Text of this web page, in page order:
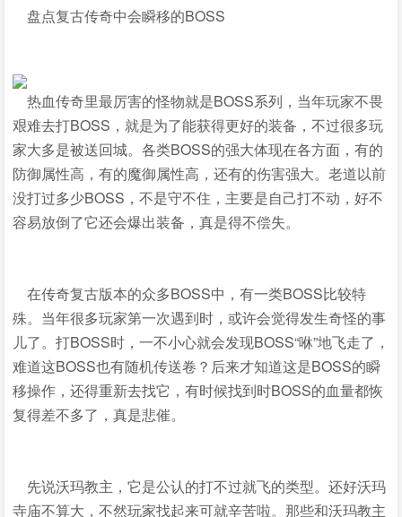
盘点复古传奇中会瞬移的BOSS
热血传奇里最厉害的怪物就是BOSS系列，当年玩家不畏
艰难去打BOSS，就是为了能获得更好的装备，不过很多玩
家大多是被送回城。各类BOSS的强大体现在各方面，有的
防御属性高，有的魔御属性高，还有的伤害强大。老道以前
没打过多少BOSS，不是守不住，主要是自己打不动，好不
容易放倒了它还会爆出装备，真是得不偿失。
在传奇复古版本的众多BOSS中，有一类BOSS比较特
殊。当年很多玩家第一次遇到时，或许会觉得发生奇怪的事
儿了。打BOSS时，一不小心就会发现BOSS“咻”地飞走了，
难道这BOSS也有随机传送卷？后来才知道这是BOSS的瞬
移操作，还得重新去找它，有时候找到时BOSS的血量都恢
复得差不多了，真是悲催。
先说沃玛教主，它是公认的打不过就飞的类型。还好沃玛
寺庙不算大，不然玩家找起来可就辛苦啦。那些和沃玛教主